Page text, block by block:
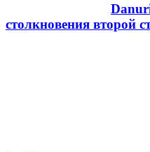
столкновения второй